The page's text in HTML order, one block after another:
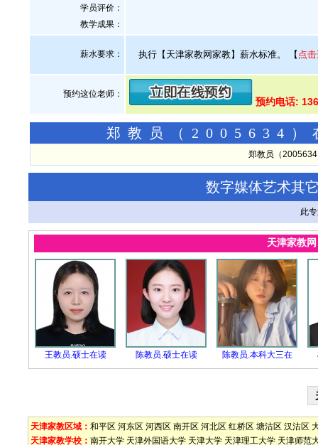
学员评价：
教学成果：
薪水要求： 执行【天津家教网家教】薪水标准。 【 点
预约这位老师：
预约电话:
郑教员（2005634）
郑教员（
数字媒体艺术其
此
天津家教
王教员.硕士在读 陈教员.硕士在读 陈教员.本科大三在
天津家教区域： 和平区 河东区 河西区 南开区 河北区 红桥区 塘沽区 汉沽区
天津家教学校： 南开大学 天津外国语大学 天津大学 天津理工大学 天津师范